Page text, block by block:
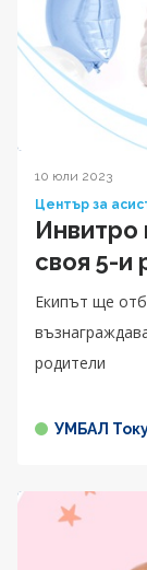
10 юли 2023
Център за
Инвитро
своя 5-и
Екипът ще
родители
УМБАЛ